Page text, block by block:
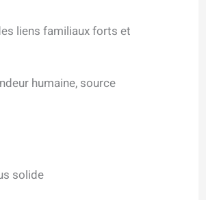
liens familiaux forts et
humaine, source
solide